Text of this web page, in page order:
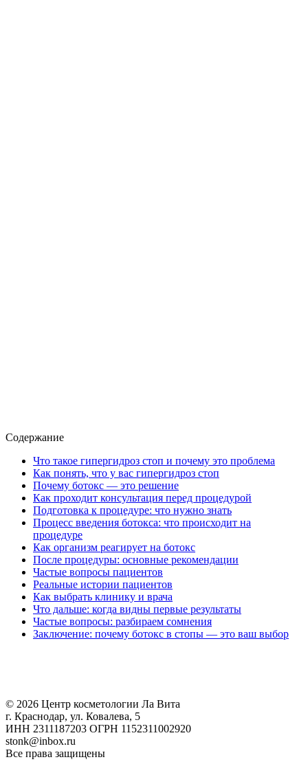
Содержание
Что такое гипергидроз стоп и почему это проблема
Как понять, что у вас гипергидроз стоп
Почему ботокс — это решение
Как проходит консультация перед процедурой
Подготовка к процедуре: что нужно знать
Процесс введения ботокса: что происходит на
процедуре
Как организм реагирует на ботокс
После процедуры: основные рекомендации
Частые вопросы пациентов
Реальные истории пациентов
Как выбрать клинику и врача
Что дальше: когда видны первые результаты
Частые вопросы: разбираем сомнения
Заключение: почему ботокс в стопы — это ваш выбор
© 2026 Центр косметологии Ла Вита
г. Краснодар, ул. Ковалева, 5
ИНН 2311187203 ОГРН 1152311002920
stonk@inbox.ru
Все права защищены